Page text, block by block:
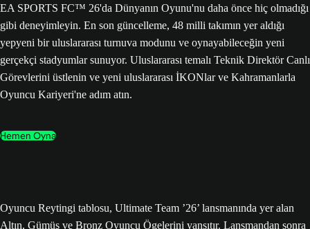
EA SPORTS FC™ 26'da Dünyanın Oyunu'nu daha önce hiç olmadığı
gibi deneyimleyin. En son güncelleme, 48 milli takımın yer aldığı
yepyeni bir uluslararası turnuva modunu ve oynayabileceğin yeni
gerçekçi stadyumlar sunuyor. Uluslararası temalı Teknik Direktör Canlı
Görevlerini üstlenin ve yeni uluslararası İKONlar ve Kahramanlarla
Oyuncu Kariyeri'ne adım atın.
Hemen Oyna
Oyuncu Reytingi tablosu, Ultimate Team ’26’ lansmanında yer alan
Altın, Gümüş ve Bronz Oyuncu Ögelerini yansıtır. Lansmandan sonra